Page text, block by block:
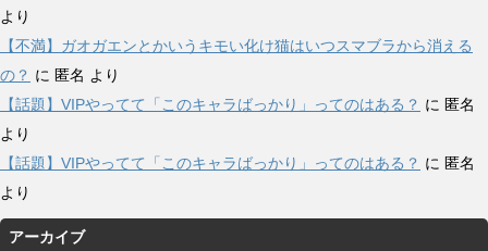
より
【不満】ガオガエンとかいうキモい化け猫はいつスマブラから消える
の？ に 匿名 より
【話題】VIPやってて「このキャラばっかり」ってのはある？ に 匿名
より
【話題】VIPやってて「このキャラばっかり」ってのはある？ に 匿名
より
アーカイブ